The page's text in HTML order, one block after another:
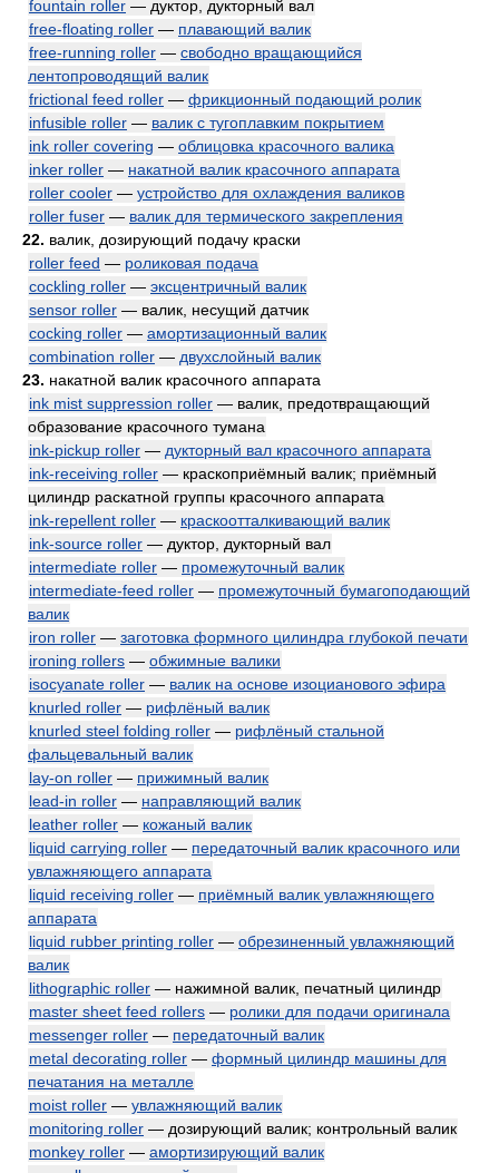
fountain roller — дуктор, дукторный вал
free-floating roller — плавающий валик
free-running roller — свободно вращающийся
лентопроводящий валик
frictional feed roller — фрикционный подающий ролик
infusible roller — валик с тугоплавким покрытием
ink roller covering — облицовка красочного валика
inker roller — накатной валик красочного аппарата
roller cooler — устройство для охлаждения валиков
roller fuser — валик для термического закрепления
22. валик, дозирующий подачу краски
roller feed — роликовая подача
cockling roller — эксцентричный валик
sensor roller — валик, несущий датчик
cocking roller — амортизационный валик
combination roller — двухслойный валик
23. накатной валик красочного аппарата
ink mist suppression roller — валик, предотвращающий
образование красочного тумана
ink-pickup roller — дукторный вал красочного аппарата
ink-receiving roller — краскоприёмный валик; приёмный
цилиндр раскатной группы красочного аппарата
ink-repellent roller — краскоотталкивающий валик
ink-source roller — дуктор, дукторный вал
intermediate roller — промежуточный валик
intermediate-feed roller — промежуточный бумагоподающий
валик
iron roller — заготовка формного цилиндра глубокой печати
ironing rollers — обжимные валики
isocyanate roller — валик на основе изоцианового эфира
knurled roller — рифлёный валик
knurled steel folding roller — рифлёный стальной
фальцевальный валик
lay-on roller — прижимный валик
lead-in roller — направляющий валик
leather roller — кожаный валик
liquid carrying roller — передаточный валик красочного или
увлажняющего аппарата
liquid receiving roller — приёмный валик увлажняющего
аппарата
liquid rubber printing roller — обрезиненный увлажняющий
валик
lithographic roller — нажимной валик, печатный цилиндр
master sheet feed rollers — ролики для подачи оригинала
messenger roller — передаточный валик
metal decorating roller — формный цилиндр машины для
печатания на металле
moist roller — увлажняющий валик
monitoring roller — дозирующий валик; контрольный валик
monkey roller — амортизирующий валик